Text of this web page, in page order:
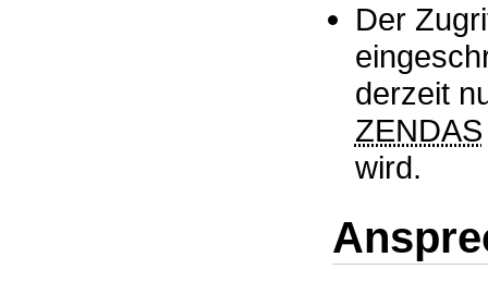
Der
derzeit
ZENDAS
wird.